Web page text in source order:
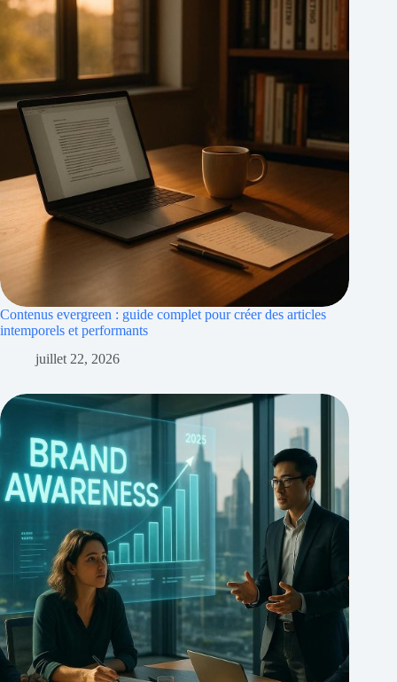
Contenus evergreen : guide complet pour créer des articles
intemporels et performants
juillet 22, 2026